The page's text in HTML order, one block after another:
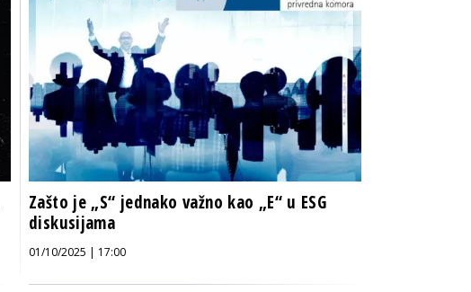
Zašto je „S“ jednako važno kao „E“ u ESG
diskusijama
01/10/2025 | 17:00